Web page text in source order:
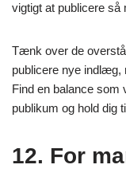
vigtigt at publicere
Tænk over de
publicere nye indlæg,
Find en balance som
publikum og hold dig
12. For